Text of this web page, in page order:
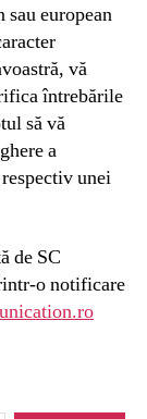
european
vă
întrebările
să vă
a
unei
de SC
o notificare